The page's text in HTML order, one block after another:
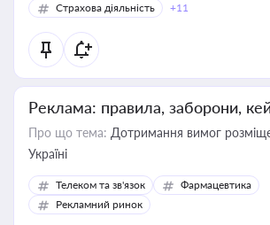
Страхова діяльність
+11
Реклама: правила, заборони,
Про що тема: Дотримання вимог
Україні
Телеком та зв'язок
Фармацевтика
Рекламний ринок